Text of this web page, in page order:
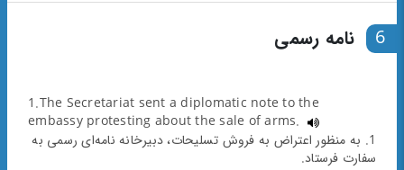
6 نامه رسمی
1.The Secretariat sent a diplomatic note to the
embassy protesting about the sale of arms.
1. به منظور اعتراض به فروش تسلیحات، دبیرخانه نامه‌ای رسمی به
سفارت فرستاد.